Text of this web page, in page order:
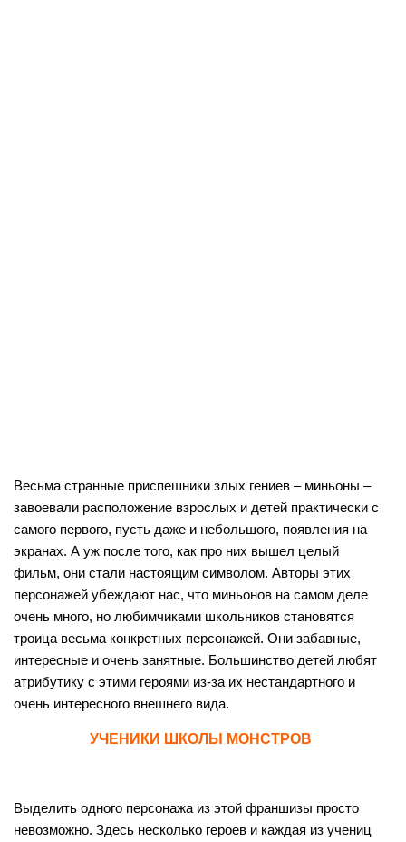
Весьма странные приспешники злых гениев – миньоны –
завоевали расположение взрослых и детей практически с
самого первого, пусть даже и небольшого, появления на
экранах. А уж после того, как про них вышел целый
фильм, они стали настоящим символом. Авторы этих
персонажей убеждают нас, что миньонов на самом деле
очень много, но любимчиками школьников становятся
троица весьма конкретных персонажей. Они забавные,
интересные и очень занятные. Большинство детей любят
атрибутику с этими героями из-за их нестандартного и
очень интересного внешнего вида.
УЧЕНИКИ ШКОЛЫ МОНСТРОВ
Выделить одного персонажа из этой франшизы просто
невозможно. Здесь несколько героев и каждая из учениц